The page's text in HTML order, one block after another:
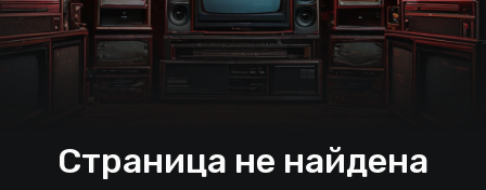
Страница не найдена